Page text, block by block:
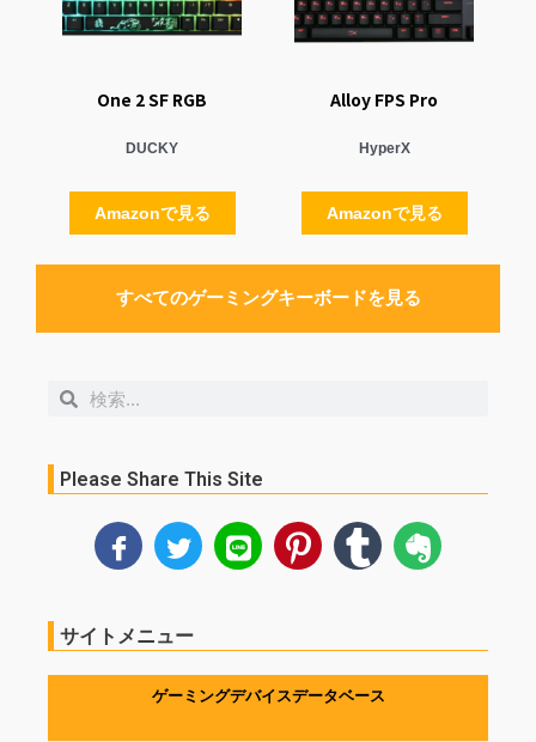
One 2 SF RGB
DUCKY
Amazonで見る
Alloy FPS Pro
HyperX
Amazonで見る
すべてのゲーミングキーボードを見る
検
検
Please Share This Site
サイトメニュー
ゲーミングデバイスデータベース